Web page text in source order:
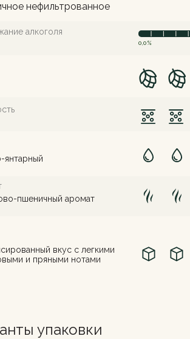
янтарный
пшеничный аромат
вкус с легкими
и пряными нотами
упаковки
нефильтрованное
алкоголя
0,0%